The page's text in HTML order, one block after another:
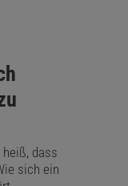
dass
sich ein